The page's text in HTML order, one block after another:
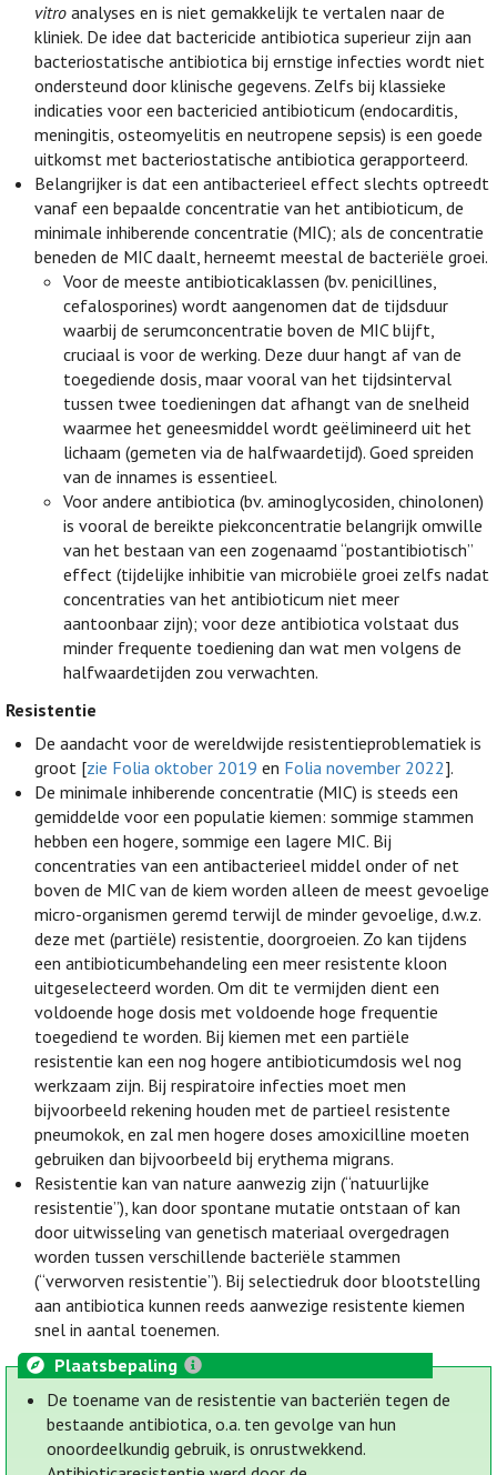
vitro analyses en is niet gemakkelijk te vertalen naar de
kliniek. De idee dat bactericide antibiotica superieur zijn aan
bacteriostatische antibiotica bij ernstige infecties wordt niet
ondersteund door klinische gegevens. Zelfs bij klassieke
indicaties voor een bactericied antibioticum (endocarditis,
meningitis, osteomyelitis en neutropene sepsis) is een goede
uitkomst met bacteriostatische antibiotica gerapporteerd.
Belangrijker is dat een antibacterieel effect slechts optreedt
vanaf een bepaalde concentratie van het antibioticum, de
minimale inhiberende concentratie (MIC); als de concentratie
beneden de MIC daalt, herneemt meestal de bacteriële groei.
Voor de meeste antibioticaklassen (bv. penicillines,
cefalosporines) wordt aangenomen dat de tijdsduur
waarbij de serumconcentratie boven de MIC blijft,
cruciaal is voor de werking. Deze duur hangt af van de
toegediende dosis, maar vooral van het tijdsinterval
tussen twee toedieningen dat afhangt van de snelheid
waarmee het geneesmiddel wordt geëlimineerd uit het
lichaam (gemeten via de halfwaardetijd). Goed spreiden
van de innames is essentieel.
Voor andere antibiotica (bv. aminoglycosiden, chinolonen)
is vooral de bereikte piekconcentratie belangrijk omwille
van het bestaan van een zogenaamd “postantibiotisch”
effect (tijdelijke inhibitie van microbiële groei zelfs nadat
concentraties van het antibioticum niet meer
aantoonbaar zijn); voor deze antibiotica volstaat dus
minder frequente toediening dan wat men volgens de
halfwaardetijden zou verwachten.
Resistentie
De aandacht voor de wereldwijde resistentieproblematiek is
groot [zie Folia oktober 2019 en Folia november 2022].
De minimale inhiberende concentratie (MIC) is steeds een
gemiddelde voor een populatie kiemen: sommige stammen
hebben een hogere, sommige een lagere MIC. Bij
concentraties van een antibacterieel middel onder of net
boven de MIC van de kiem worden alleen de meest gevoelige
micro-organismen geremd terwijl de minder gevoelige, d.w.z.
deze met (partiële) resistentie, doorgroeien. Zo kan tijdens
een antibioticumbehandeling een meer resistente kloon
uitgeselecteerd worden. Om dit te vermijden dient een
voldoende hoge dosis met voldoende hoge frequentie
toegediend te worden. Bij kiemen met een partiële
resistentie kan een nog hogere antibioticumdosis wel nog
werkzaam zijn. Bij respiratoire infecties moet men
bijvoorbeeld rekening houden met de partieel resistente
pneumokok, en zal men hogere doses amoxicilline moeten
gebruiken dan bijvoorbeeld bij erythema migrans.
Resistentie kan van nature aanwezig zijn (“natuurlijke
resistentie”), kan door spontane mutatie ontstaan of kan
door uitwisseling van genetisch materiaal overgedragen
worden tussen verschillende bacteriële stammen
(“verworven resistentie”). Bij selectiedruk door blootstelling
aan antibiotica kunnen reeds aanwezige resistente kiemen
snel in aantal toenemen.
Plaatsbepaling
De toename van de resistentie van bacteriën tegen de
bestaande antibiotica, o.a. ten gevolge van hun
onoordeelkundig gebruik, is onrustwekkend.